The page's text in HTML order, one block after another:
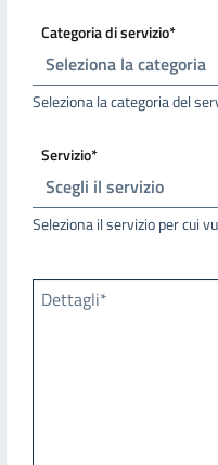
Categoria di servizio*
Seleziona la categoria del
Servizio*
Seleziona il servizio per cui
Dettagli*